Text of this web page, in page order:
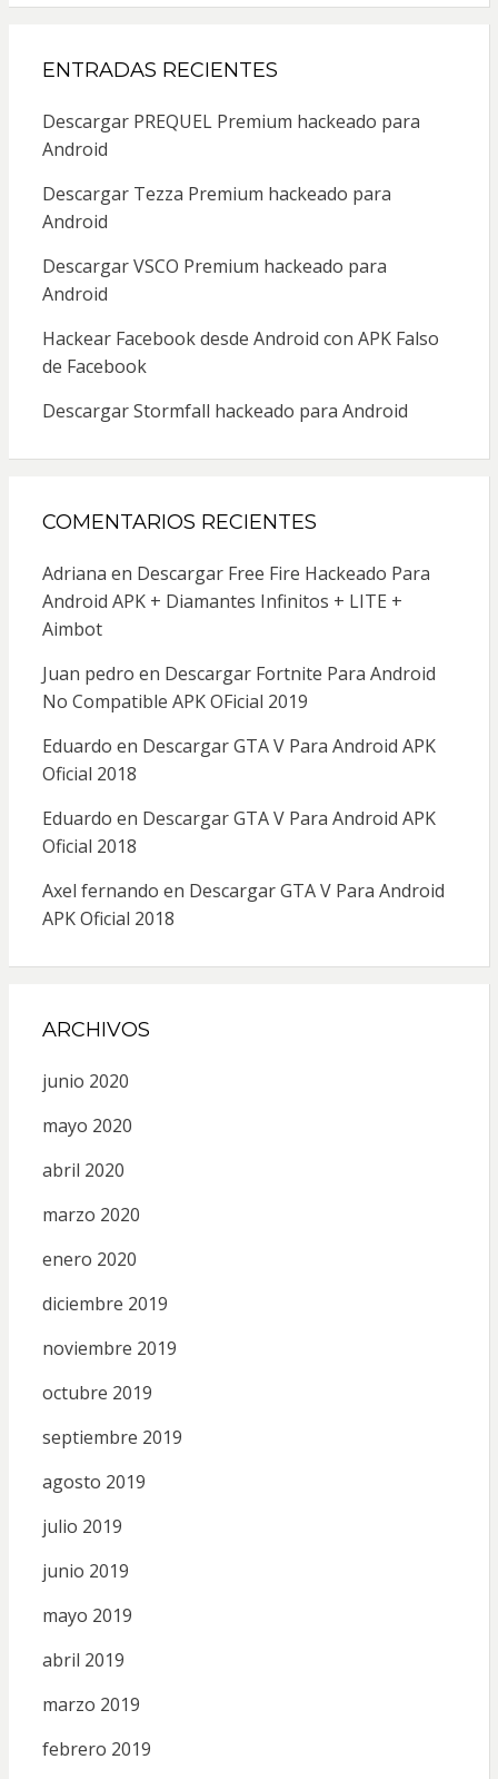
ENTRADAS RECIENTES
Descargar PREQUEL Premium hackeado para
Android
Descargar Tezza Premium hackeado para
Android
Descargar VSCO Premium hackeado para
Android
Hackear Facebook desde Android con APK Falso
de Facebook
Descargar Stormfall hackeado para Android
COMENTARIOS RECIENTES
Adriana en Descargar Free Fire Hackeado Para
Android APK + Diamantes Infinitos + LITE +
Aimbot
Juan pedro en Descargar Fortnite Para Android
No Compatible APK OFicial 2019
Eduardo en Descargar GTA V Para Android APK
Oficial 2018
Eduardo en Descargar GTA V Para Android APK
Oficial 2018
Axel fernando en Descargar GTA V Para Android
APK Oficial 2018
ARCHIVOS
junio 2020
mayo 2020
abril 2020
marzo 2020
enero 2020
diciembre 2019
noviembre 2019
octubre 2019
septiembre 2019
agosto 2019
julio 2019
junio 2019
mayo 2019
abril 2019
marzo 2019
febrero 2019